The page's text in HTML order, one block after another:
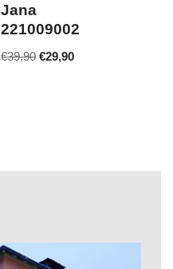
Jana
221009002
€39,90 €29,90